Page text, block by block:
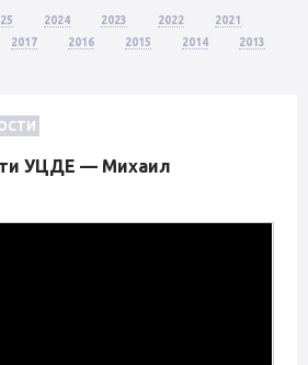
2024 2023 2022
2021
2017 2016 2015 2014
2013
УЦДЕ — Михаил